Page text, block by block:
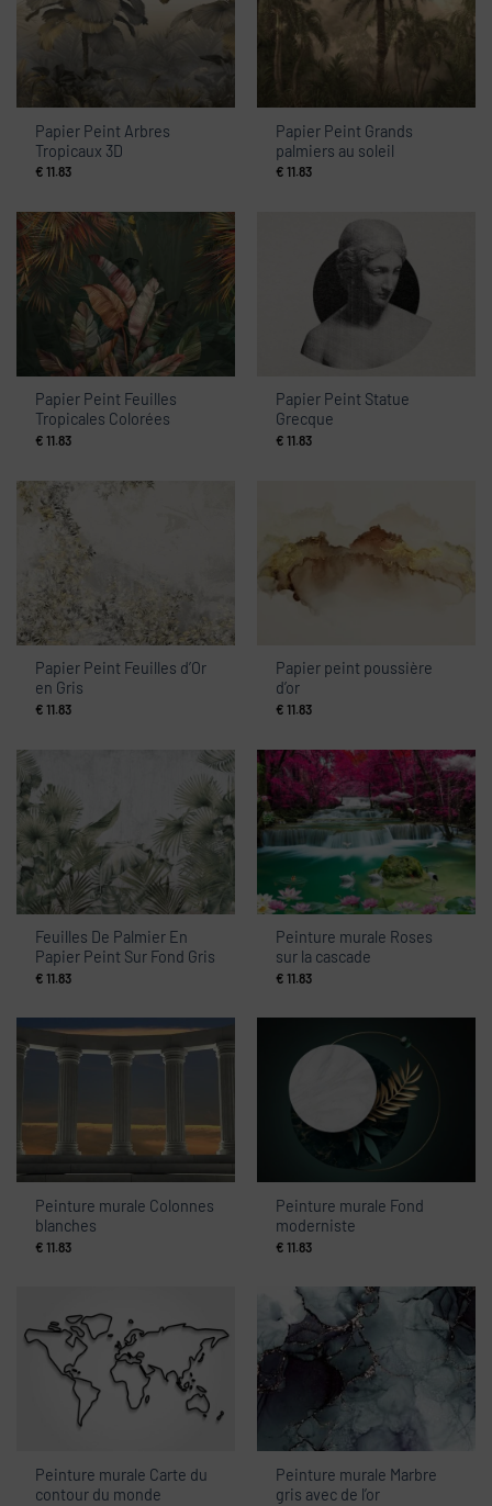
Papier Peint Arbres
Tropicaux 3D
€ 11.83
Papier Peint Grands
palmiers au soleil
€ 11.83
Papier Peint Feuilles
Tropicales Colorées
€ 11.83
Papier Peint Statue
Grecque
€ 11.83
Papier Peint Feuilles d’Or
en Gris
€ 11.83
Papier peint poussière
d’or
€ 11.83
Feuilles De Palmier En
Papier Peint Sur Fond Gris
€ 11.83
Peinture murale Roses
sur la cascade
€ 11.83
Peinture murale Colonnes
blanches
€ 11.83
Peinture murale Fond
moderniste
€ 11.83
Peinture murale Carte du
contour du monde
Peinture murale Marbre
gris avec de l’or